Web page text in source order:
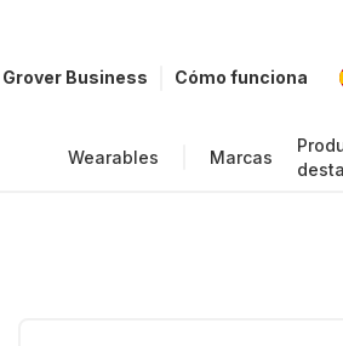
Grover Business Cómo funciona
Wearables Marcas